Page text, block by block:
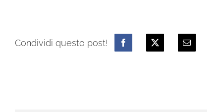
Condividi questo post!